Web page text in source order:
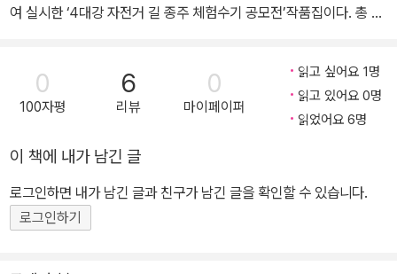
여 실시한 ‘4대강 자전거 길 종주 체험수기 공모전’작품집이다. 총 3
치는 휴먼 스토리이며 우리를 아름다운 리버 로드로 이끄는 유혹서이
다. 이 책을 읽는 동안 누구든 차츰 감동을 느끼며 서서히 도전의 열정
이 불타올라, 자전거 마니아라면 국토종주 인증수첩을 살 것이고, 자
다. 그리고 마침내 이 책에 등장하는 34인처럼 국토종주 여행에 도전
하여 내 강토를 라이딩하고, 내 삶을 힐링하여 마침내 길 위에서 철들
것이다. 국토종주 자전거 여행을 통해 자신의 삶을 조용히 되짚어 보
고픈 사람, 새로운 도전을 통해 부부애를 더욱 다지고 싶은 사람, 연인
0
100자평
6
리뷰
0
마이페이퍼
읽고 싶어요 1명
읽고 있어요 0명
읽었어요 6명
이 책에 내가 남긴 글
로그인하면 내가 남긴 글과 친구가 남긴 글을 확인할 수 있습니다.
로그인하기